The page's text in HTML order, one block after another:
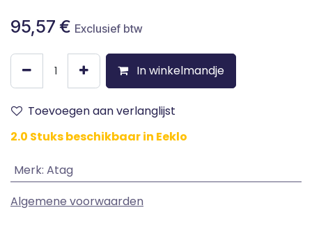
95,57 € Exclusief btw
In winkelmandje
Toevoegen aan verlanglijst
2.0 Stuks beschikbaar in Eeklo
Merk: Atag
Algemene voorwaarden